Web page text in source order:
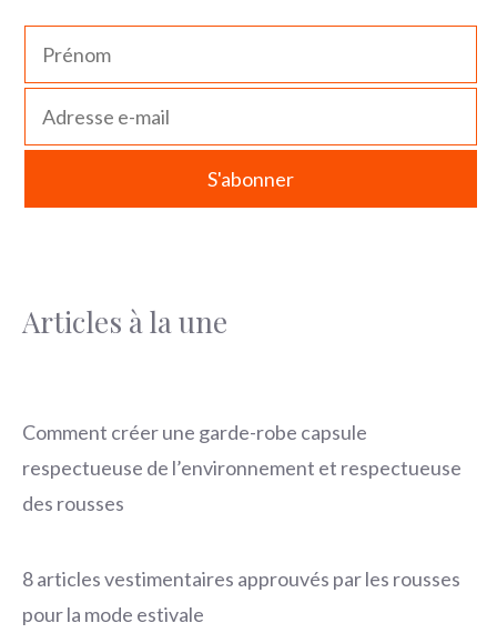
Articles à la une
Comment créer une garde-robe capsule
respectueuse de l’environnement et respectueuse
des rousses
8 articles vestimentaires approuvés par les rousses
pour la mode estivale